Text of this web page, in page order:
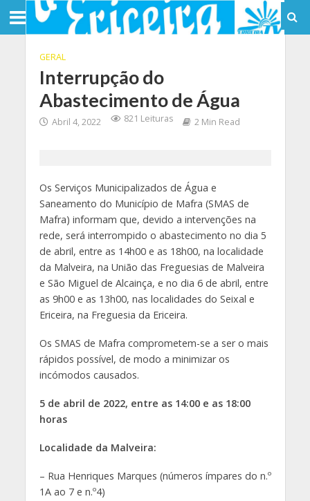
GERAL
Interrupção do
Abastecimento de Água
Abril 4, 2022 821 Leituras 2 Min Read
Os Serviços Municipalizados de Água e
Saneamento do Município de Mafra (SMAS de
Mafra) informam que, devido a intervenções na
rede, será interrompido o abastecimento no dia 5
de abril, entre as 14h00 e as 18h00, na localidade
da Malveira, na União das Freguesias de Malveira
e São Miguel de Alcainça, e no dia 6 de abril, entre
as 9h00 e as 13h00, nas localidades do Seixal e
Ericeira, na Freguesia da Ericeira.
Os SMAS de Mafra comprometem-se a ser o mais
rápidos possível, de modo a minimizar os
incómodos causados.
5 de abril de 2022, entre as 14:00 e as 18:00
horas
Localidade da Malveira:
– Rua Henriques Marques (números ímpares do n.º
1A ao 7 e n.º4)